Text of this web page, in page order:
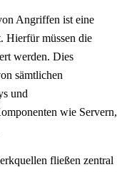
Angriffen ist eine
Hierfür müssen die
werden. Dies
sämtlichen
und
wie Servern,
fließen zentral